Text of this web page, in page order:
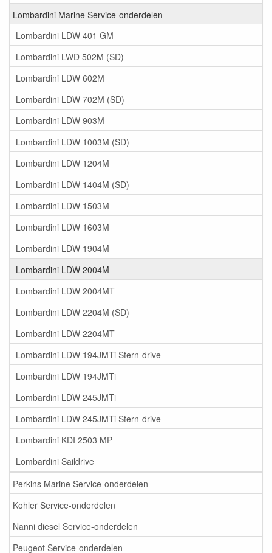
Lombardini Marine Service-onderdelen
Lombardini LDW 401 GM
Lombardini LWD 502M (SD)
Lombardini LDW 602M
Lombardini LDW 702M (SD)
Lombardini LDW 903M
Lombardini LDW 1003M (SD)
Lombardini LDW 1204M
Lombardini LDW 1404M (SD)
Lombardini LDW 1503M
Lombardini LDW 1603M
Lombardini LDW 1904M
Lombardini LDW 2004M
Lombardini LDW 2004MT
Lombardini LDW 2204M (SD)
Lombardini LDW 2204MT
Lombardini LDW 194JMTi Stern-drive
Lombardini LDW 194JMTi
Lombardini LDW 245JMTi
Lombardini LDW 245JMTi Stern-drive
Lombardini KDI 2503 MP
Lombardini Saildrive
Perkins Marine Service-onderdelen
Kohler Service-onderdelen
Nanni diesel Service-onderdelen
Peugeot Service-onderdelen